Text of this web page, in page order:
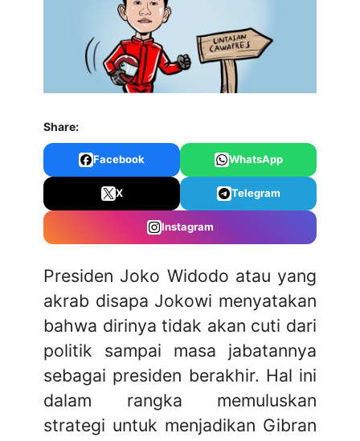
Share:
Facebook WhatsApp
X Telegram
Instagram
Presiden Joko Widodo atau yang
akrab disapa Jokowi menyatakan
bahwa dirinya tidak akan cuti dari
politik sampai masa jabatannya
sebagai presiden berakhir. Hal ini
dalam rangka memuluskan
strategi untuk menjadikan Gibran